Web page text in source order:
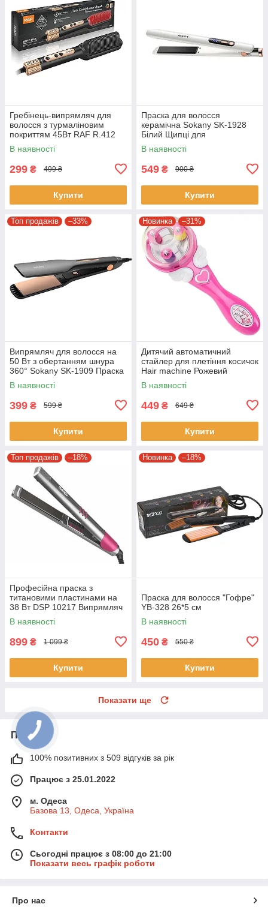
Гребінець-випрямляч для
волосся з турмаліновим
покриттям 45Вт RAF R.412
В наявності
299 ₴ 499 ₴
Купити
Праска для волосся
керамічна Sokany SK-1928
Білий Щипці для
вирівнювання волосся
В наявності
549 ₴ 900 ₴
Купити
Топ продажів –33%
Випрямляч для волосся на
50 Вт з обертанням шнура
360° Sokany SK-1909 Праска
з керамічним покриттям
В наявності
399 ₴ 599 ₴
Купити
Новинка –31%
Дитячий автоматичний
стайлер для плетіння косичок
Hair machine Рожевий
Інструмент для укладання
волосся
В наявності
449 ₴ 649 ₴
Купити
Топ продажів –18%
Професійна праска з
титановими пластинами на
38 Вт DSP 10217 Випрямляч
для волосся Сірий
В наявності
899 ₴ 1 099 ₴
Купити
Новинка –18%
Праска для волосся "Гофре"
YB-328 26*5 см
В наявності
450 ₴ 550 ₴
Купити
Показати ще
Про нас
100% позитивних з 509 відгуків за рік
Працює з 25.01.2022
м. Одеса
Базова 13, Одеса, Україна
Контакти
Сьогодні працює з 08:00 до 21:00
Показати весь графік роботи
Про нас